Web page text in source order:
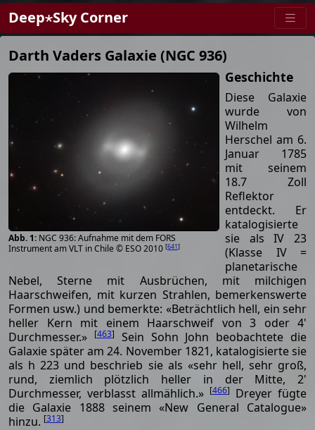
Deep⋆Sky Corner
Darth Vaders Galaxie (NGC 936)
NGC 936: Aufnahme mit dem FORS
Instrument am VLT in Chile © ESO 2010 [641]
Geschichte
Diese Galaxie
wurde von
Wilhelm
Herschel am 6.
Januar 1785
mit seinem
18.7 Zoll
Reflektor
entdeckt. Er
katalogisierte
sie als IV 23
(Klasse IV =
planetarische
Nebel, Sterne mit Ausbrüchen, mit milchigen
Haarschweifen, mit kurzen Strahlen, bemerkenswerte
Formen usw.) und bemerkte: «Beträchtlich hell, ein sehr
heller Kern mit einem Haarschweif von 3 oder 4'
Durchmesser.»
[463]
Sein Sohn John beobachtete die
Galaxie später am 24. November 1821, katalogisierte sie
als h 223 und beschrieb sie als «sehr hell, sehr groß,
rund, ziemlich plötzlich heller in der Mitte, 2'
Durchmesser, verblasst allmählich.» [466] Dreyer fügte
die Galaxie 1888 seinem «New General Catalogue»
hinzu. [313]